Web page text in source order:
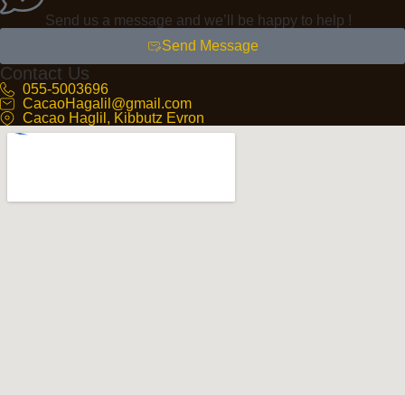
Send us a message and we’ll be happy to help !
Send Message
Contact Us
055-5003696
CacaoHagalil@gmail.com
Cacao Haglil, Kibbutz Evron